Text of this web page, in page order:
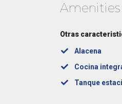
Otras
Alacena
Cocina
Tanque